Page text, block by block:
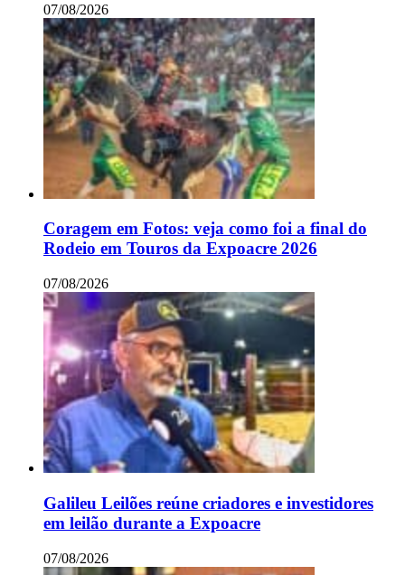
07/08/2026
Coragem em Fotos: veja como foi a final do
Rodeio em Touros da Expoacre 2026
07/08/2026
Galileu Leilões reúne criadores e investidores
em leilão durante a Expoacre
07/08/2026